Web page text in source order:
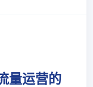
量运营的